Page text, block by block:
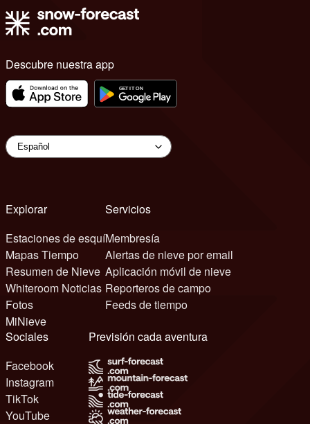
Descubre nuestra app
Explorar
Estaciones de esquí
Mapas Tiempo
Resumen de Nieve
Whiteroom Noticias
Fotos
MiNieve
Servicios
Membresía
Alertas de nieve por email
Aplicación móvil de nieve
Reporteros de campo
Feeds de tiempo
Sociales
Facebook
Instagram
TikTok
YouTube
Previsión cada aventura